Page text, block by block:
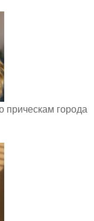
прическам города